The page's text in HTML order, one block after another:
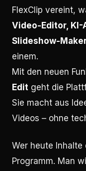
FlexClip vereint,
Video-Editor, KI-
Slideshow-
einem.
Mit den neuen
Edit geht die
Sie macht aus
Videos – ohne
Wer heute
Programm. Man